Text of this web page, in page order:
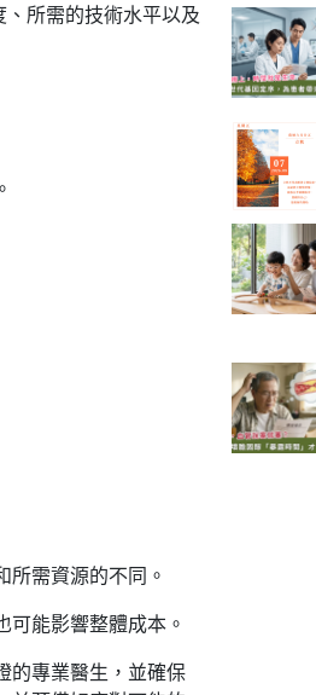
所需的技術水平以及
所需資源的不同。
能影響整體成本。
的專業醫生，並確保